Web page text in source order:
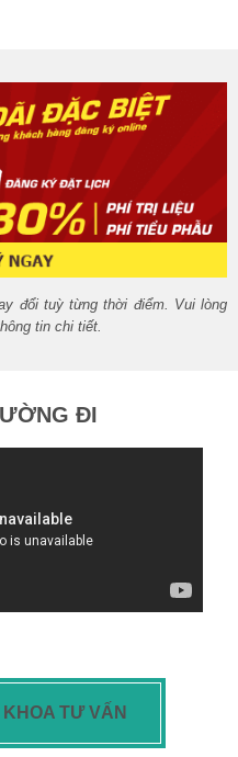
đổi tuỳ từng thời điểm. Vui lòng
tin chi tiết.
ĐI
TƯ VẤN